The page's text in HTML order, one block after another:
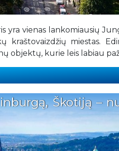
yra vienas lankomiausių
kraštovaizdžių miestas.
objektų, kurie leis labiau
Škotiją –